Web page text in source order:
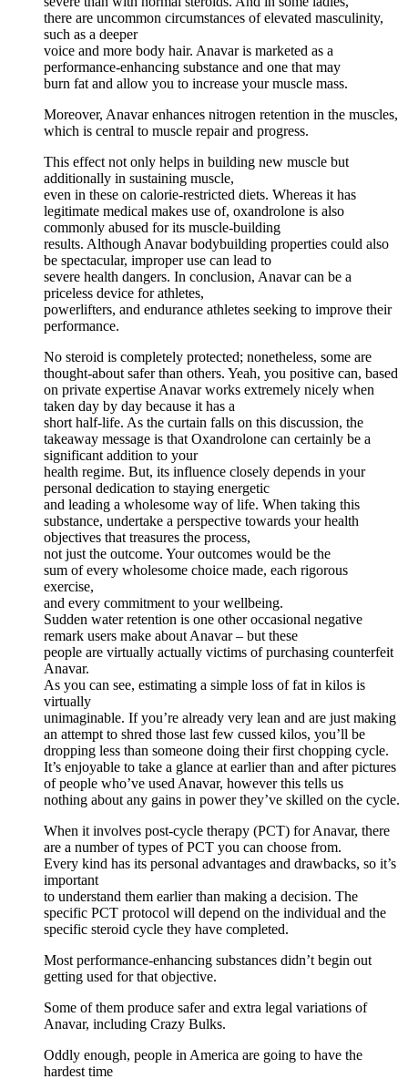
there are uncommon circumstances of elevated masculinity,
such as a deeper
voice and more body hair. Anavar is marketed as a
performance-enhancing substance and one that may
burn fat and allow you to increase your muscle mass.
Moreover, Anavar enhances nitrogen retention in the muscles,
which is central to muscle repair and progress.
This effect not only helps in building new muscle but
additionally in sustaining muscle,
even in these on calorie-restricted diets. Whereas it has
legitimate medical makes use of, oxandrolone is also
commonly abused for its muscle-building
results. Although Anavar bodybuilding properties could also
be spectacular, improper use can lead to
severe health dangers. In conclusion, Anavar can be a
priceless device for athletes,
powerlifters, and endurance athletes seeking to improve their
performance.
No steroid is completely protected; nonetheless, some are
thought-about safer than others. Yeah, you positive can, based
on private expertise Anavar works extremely nicely when
taken day by day because it has a
short half-life. As the curtain falls on this discussion, the
takeaway message is that Oxandrolone can certainly be a
significant addition to your
health regime. But, its influence closely depends in your
personal dedication to staying energetic
and leading a wholesome way of life. When taking this
substance, undertake a perspective towards your health
objectives that treasures the process,
not just the outcome. Your outcomes would be the
sum of every wholesome choice made, each rigorous
exercise,
and every commitment to your wellbeing.
Sudden water retention is one other occasional negative
remark users make about Anavar – but these
people are virtually actually victims of purchasing counterfeit
Anavar.
As you can see, estimating a simple loss of fat in kilos is
virtually
unimaginable. If you’re already very lean and are just making
an attempt to shred those last few cussed kilos, you’ll be
dropping less than someone doing their first chopping cycle.
It’s enjoyable to take a glance at earlier than and after pictures
of people who’ve used Anavar, however this tells us
nothing about any gains in power they’ve skilled on the cycle.
When it involves post-cycle therapy (PCT) for Anavar, there
are a number of types of PCT you can choose from.
Every kind has its personal advantages and drawbacks, so it’s
important
to understand them earlier than making a decision. The
specific PCT protocol will depend on the individual and the
specific steroid cycle they have completed.
Most performance-enhancing substances didn’t begin out
getting used for that objective.
Some of them produce safer and extra legal variations of
Anavar, including Crazy Bulks.
Oddly enough, people in America are going to have the
hardest time